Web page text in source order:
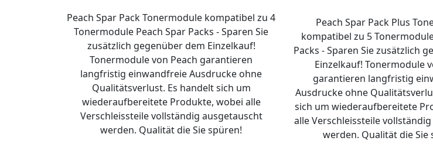
Peach Spar Pack Tonermodule kompatibel zu 4
Tonermodule Peach Spar Packs - Sparen Sie
zusätzlich gegenüber dem Einzelkauf!
Tonermodule von Peach garantieren
langfristig einwandfreie Ausdrucke ohne
Qualitätsverlust. Es handelt sich um
wiederaufbereitete Produkte, wobei alle
Verschleissteile vollständig ausgetauscht
werden. Qualität die Sie spüren!
Peach Spar Pack Plus
kompatibel zu 5
Packs - Sparen Sie zusätzlich
Einzelkauf! Tonermodule
garantieren langfristig
Ausdrucke ohne
sich um wiederaufbereitete
alle Verschleissteile
werden. Qualität die Sie